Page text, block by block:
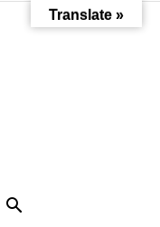
Translate »